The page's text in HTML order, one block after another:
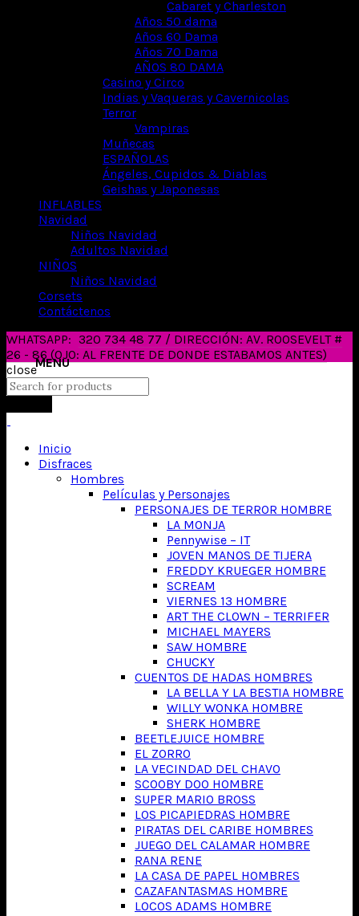
Cabaret y Charleston
Años 50 dama
Años 60 Dama
Años 70 Dama
AÑOS 80 DAMA
Casino y Circo
Indias y Vaqueras y Cavernicolas
Terror
Vampiras
Muñecas
ESPAÑOLAS
Ángeles, Cupidos & Diablas
Geishas y Japonesas
INFLABLES
Navidad
Niños Navidad
Adultos Navidad
NIÑOS
Niños Navidad
Corsets
Contáctenos
WHATSAPP: 320 734 48 77 / DIRECCIÓN: AV. ROOSEVELT #
26 - 86 (OJO: AL FRENTE DE DONDE ESTABAMOS ANTES)
close
Inicio
Disfraces
Hombres
Películas y Personajes
PERSONAJES DE TERROR HOMBRE
LA MONJA
Pennywise – IT
JOVEN MANOS DE TIJERA
FREDDY KRUEGER HOMBRE
SCREAM
VIERNES 13 HOMBRE
ART THE CLOWN – TERRIFER
MICHAEL MAYERS
SAW HOMBRE
CHUCKY
CUENTOS DE HADAS HOMBRES
LA BELLA Y LA BESTIA HOMBRE
WILLY WONKA HOMBRE
SHERK HOMBRE
BEETLEJUICE HOMBRE
EL ZORRO
LA VECINDAD DEL CHAVO
SCOOBY DOO HOMBRE
SUPER MARIO BROSS
LOS PICAPIEDRAS HOMBRE
PIRATAS DEL CARIBE HOMBRES
JUEGO DEL CALAMAR HOMBRE
RANA RENE
LA CASA DE PAPEL HOMBRES
CAZAFANTASMAS HOMBRE
LOCOS ADAMS HOMBRE